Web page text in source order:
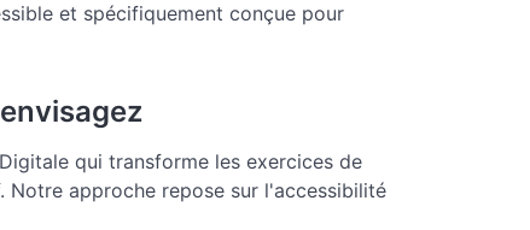
et spécifiquement conçue pour
qui transforme les exercices de
Notre approche repose sur l'accessibilité